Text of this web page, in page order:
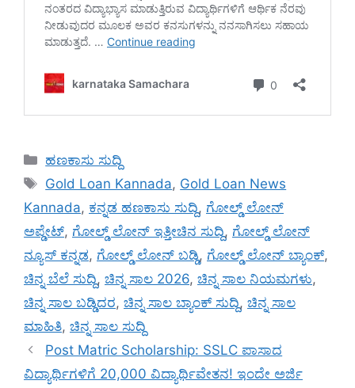
Categories
ಹಣಕಾಸು ಸುದ್ದಿ
Tags
Gold Loan Kannada, Gold Loan News
Kannada, ಕನ್ನಡ ಹಣಕಾಸು ಸುದ್ದಿ, ಗೋಲ್ಡ್ ಲೋನ್
ಅಪ್ಡೇಟ್, ಗೋಲ್ಡ್ ಲೋನ್ ಇತ್ತೀಚಿನ ಸುದ್ದಿ, ಗೋಲ್ಡ್ ಲೋನ್
ನ್ಯೂಸ್ ಕನ್ನಡ, ಗೋಲ್ಡ್ ಲೋನ್ ಬಡ್ಡಿ, ಗೋಲ್ಡ್ ಲೋನ್ ಬ್ಯಾಂಕ್,
ಚಿನ್ನ ಬೆಲೆ ಸುದ್ದಿ, ಚಿನ್ನ ಸಾಲ 2026, ಚಿನ್ನ ಸಾಲ ನಿಯಮಗಳು,
ಚಿನ್ನ ಸಾಲ ಬಡ್ಡಿದರ, ಚಿನ್ನ ಸಾಲ ಬ್ಯಾಂಕ್ ಸುದ್ದಿ, ಚಿನ್ನ ಸಾಲ
ಮಾಹಿತಿ, ಚಿನ್ನ ಸಾಲ ಸುದ್ದಿ
Post Matric Scholarship: SSLC ಪಾಸಾದ
ವಿದ್ಯಾರ್ಥಿಗಳಿಗೆ 20,000 ವಿದ್ಯಾರ್ಥಿವೇತನ! ಇಂದೇ ಅರ್ಜಿ